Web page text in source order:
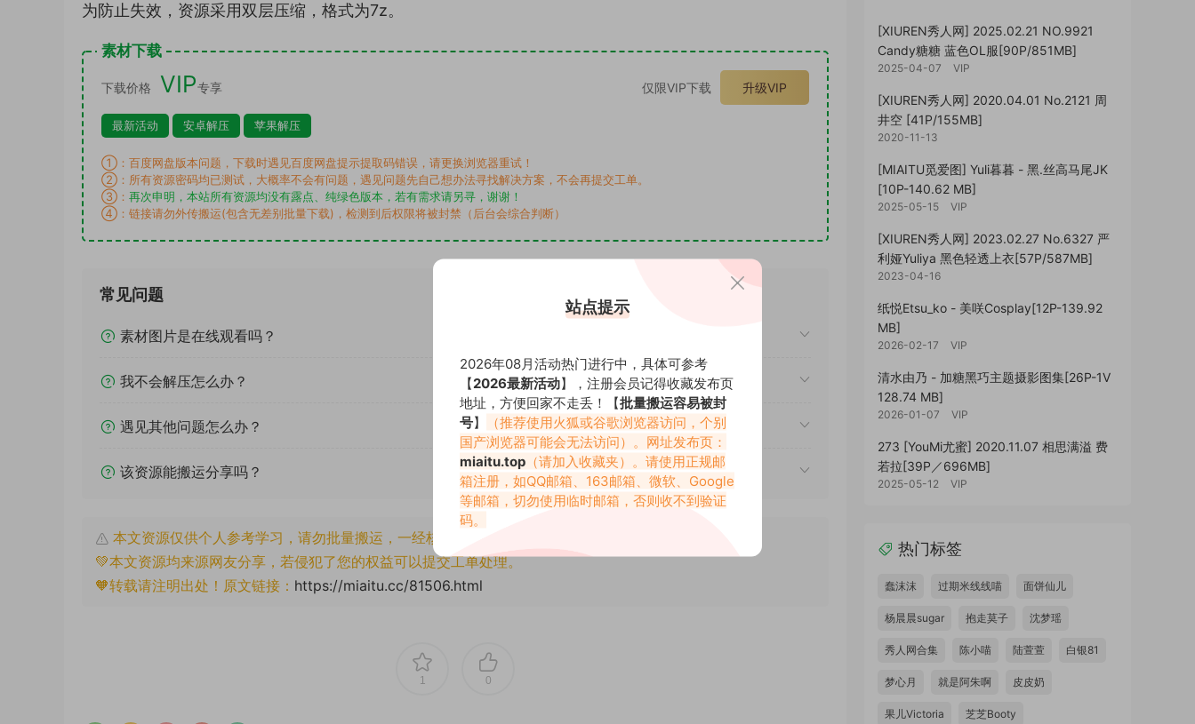
为防止失效，资源采用双层压缩，格式为7z。
素材下载
下载价格 VIP专享 仅限VIP下载 升级VIP
最新活动 安卓解压 苹果解压
①：百度网盘版本问题，下载时遇见百度网盘提示提取码错误，请更换浏览器重试！
②：所有资源密码均已测试，大概率不会有问题，遇见问题先自己想办法寻找解决方案，不会再提交工单。
③： 再次申明，本站所有资源均没有露点、纯绿色版本，若有需求请另寻，谢谢！
④：链接请勿外传搬运(包含无差别批量下载)，检测到后权限将被封禁（后台会综合判断）
常见问题
素材图片是在线观看吗？
我不会解压怎么办？
遇见其他问题怎么办？
该资源能搬运分享吗？
本文资源仅供个人参考学习，请勿批量搬运，一经核实将封禁账号权限！
💚本文资源均来源网友分享，若侵犯了您的权益可以提交工单处理。
🧡转载请注明出处！原文链接： https://miaitu.cc/81506.html
1 0
[XIUREN秀人网] 2025.02.21 NO.9921
Candy糖糖 蓝色OL服[90P/851MB]
2025-04-07 VIP
[XIUREN秀人网] 2020.04.01 No.2121 周
井空 [41P/155MB]
2020-11-13
[MIAITU觅爱图] Yuli暮暮 - 黑.丝高马尾JK
[10P-140.62 MB]
2025-05-15 VIP
[XIUREN秀人网] 2023.02.27 No.6327 严
利娅Yuliya 黑色轻透上衣[57P/587MB]
2023-04-16
纸悦Etsu_ko - 美咲Cosplay[12P-139.92
MB]
2026-02-17 VIP
清水由乃 - 加糖黑巧主题摄影图集[26P-1V
128.74 MB]
2026-01-07 VIP
273 [YouMi尤蜜] 2020.11.07 相思满溢 费
若拉[39P／696MB]
2025-05-12 VIP
热门标签
蠢沫沫 过期米线线喵 面饼仙儿
杨晨晨sugar 抱走莫子 沈梦瑶
秀人网合集 陈小喵 陆萱萱 白银81
梦心月 就是阿朱啊 皮皮奶
果儿Victoria 芝芝Booty
站点提示
2026年08月活动热门进行中，具体可参考
【2026最新活动】，注册会员记得收藏发布页
地址，方便回家不走丢！【批量搬运容易被封
号】
（推荐使用火狐或谷歌浏览器访问，个别
国产浏览器可能会无法访问）。网址发布页：
miaitu.top （请加入收藏夹）。请使用正规邮
箱注册，如QQ邮箱、163邮箱、微软、Google
等邮箱，切勿使用临时邮箱，否则收不到验证
码。